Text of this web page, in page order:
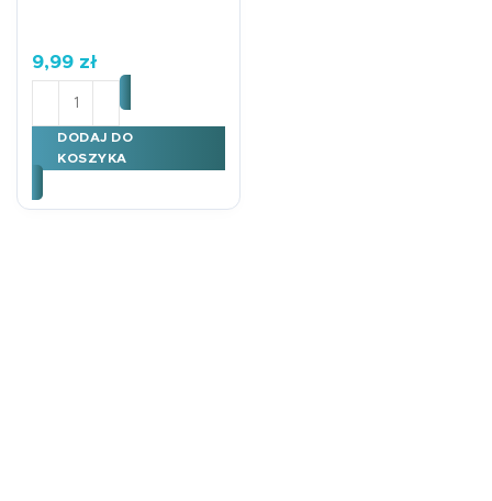
9,99 zł
ilość Zakładka fabularna WIEDŹMIN
DODAJ DO
KOSZYKA